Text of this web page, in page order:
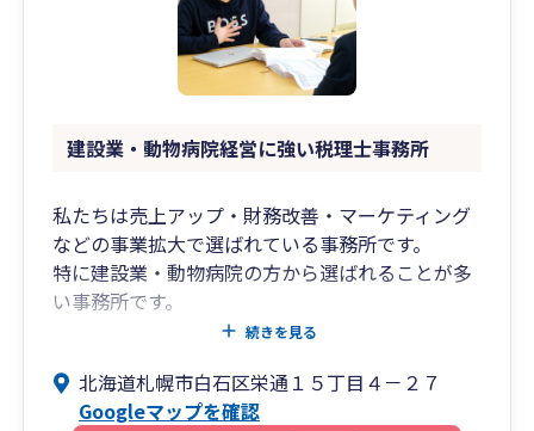
建設業・動物病院経営に強い税理士事務所
私たちは売上アップ・財務改善・マーケティング
などの事業拡大で選ばれている事務所です。
特に建設業・動物病院の方から選ばれることが多
い事務所です。
最近では人材の採用・定着という強い組織づくり
来所・ZOOMでの打合せも好評いただいておりま
す。
続きを見る
北海道札幌市白石区栄通１５丁目４－２７
Googleマップを確認